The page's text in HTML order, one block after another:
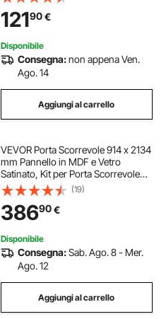
Portatili, per Separazione di
Ambienti, Casa, Ristorante e
Camera da Letto
12190€
Disponibile
Consegna:non appena Ven.
Ago. 14
Aggiungi al carrello
VEVOR Porta Scorrevole 914 x 2134
mm Pannello in MDF e Vetro
Satinato, Kit per Porta Scorrevole
con Ferramenta Guida Telaio a H
per Casa Divisorio Spazio
Soggiorno Bagno Camera da Letto,
Bianco
(19)
38690€
Disponibile
Consegna:Sab. Ago. 8 - Mer.
Ago. 12
Aggiungi al carrello